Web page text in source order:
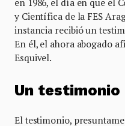
y Científica de la FES
instancia recibió un
En él, el ahora abogado
Esquivel.
Un
El testimonio,